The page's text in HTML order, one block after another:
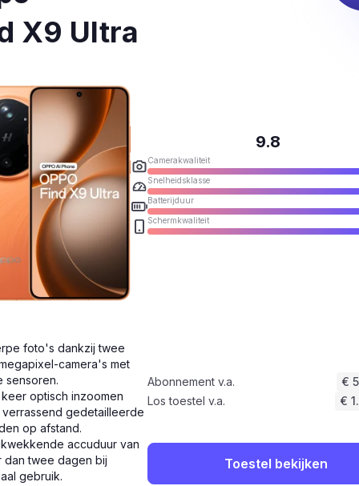
X9 Ultra
9.8
Camerakwaliteit
Snelheidsklasse
Batterijduur
Schermkwaliteit
foto's dankzij twee
camera's met
sensoren.
optisch inzoomen
gedetailleerde
op afstand.
accuduur van
dan twee dagen bij
gebruik.
Abonnement v.a.
€
Los toestel v.a.
€
Toestel bekijken